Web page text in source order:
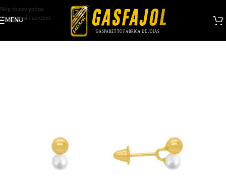
Skip to navigation
Skip to main content
MENU